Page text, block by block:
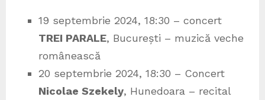
19 septembrie 2024, 18:30 – concert
TREI PARALE, București – muzică veche
românească
20 septembrie 2024, 18:30 – Concert
Nicolae Szekely, Hunedoara – recital